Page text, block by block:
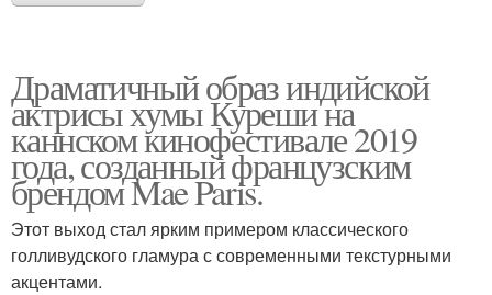
Драматичный образ индийской
актрисы хумы Куреши на
каннском кинофестивале 2019
года, созданный французским
брендом Mae Paris.
Этот выход стал ярким примером классического
голливудского гламура с современными текстурными
акцентами.